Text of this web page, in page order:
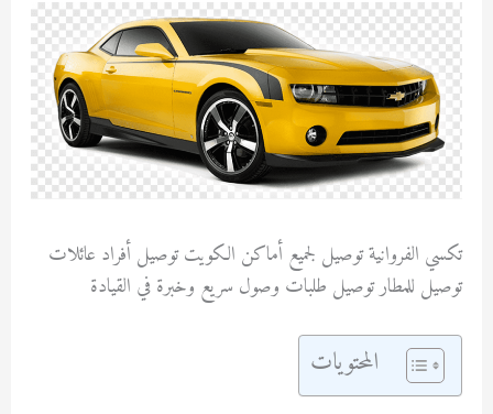
تكسي الفروانية توصيل لجميع أماكن الكويت توصيل أفراد عائلات
توصيل للمطار توصيل طلبات وصول سريع وخبرة في القيادة
المحتويات